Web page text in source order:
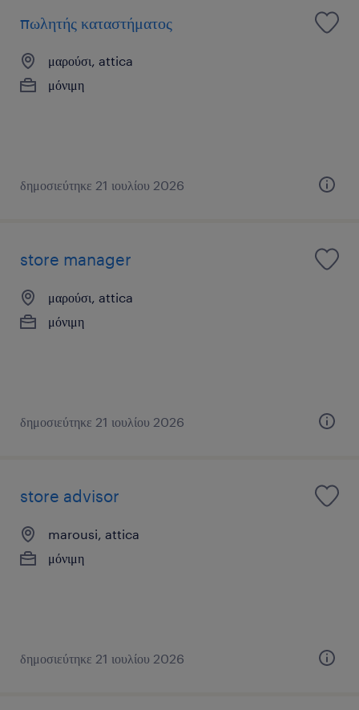
πωλητής καταστήματος
μαρούσι, attica
μόνιμη
δημοσιεύτηκε 21 ιουλίου 2026
store manager
μαρούσι, attica
μόνιμη
δημοσιεύτηκε 21 ιουλίου 2026
store advisor
marousi, attica
μόνιμη
δημοσιεύτηκε 21 ιουλίου 2026